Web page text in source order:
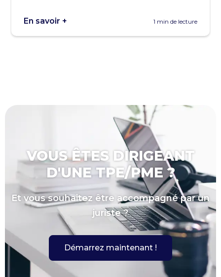
En savoir + 1 min de lecture
VOUS ÊTES DIRIGEANT
D'UNE TPE/PME ?
Et vous souhaitez être accompagné par un
juriste ?
Démarrez maintenant !